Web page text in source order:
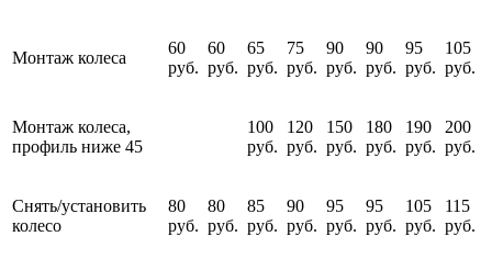
Монтаж колеса
60
руб.
60
руб.
65
руб.
75
руб.
90
руб.
90
руб.
95
руб.
105
руб.
Монтаж колеса,
профиль ниже 45
100
руб.
120
руб.
150
руб.
180
руб.
190
руб.
200
руб.
Снять/установить
колесо
80
руб.
80
руб.
85
руб.
90
руб.
95
руб.
95
руб.
105
руб.
115
руб.